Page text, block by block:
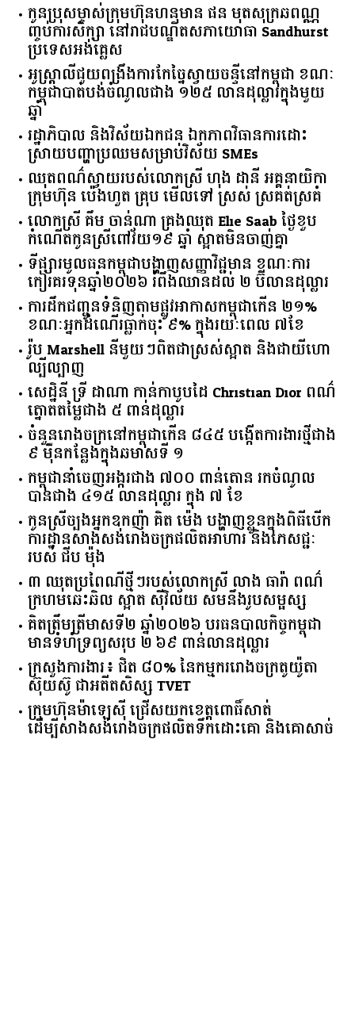
កូនប្រុសម្ចាស់ក្រុមហ៊ុនហនុមាន ផន មុតសុក្រឆពណ្ណ
ញ្ចប់ការសិក្សា នៅរាជបណ្ឌិតសភាយោធា Sandhurst
ប្រទេសអង់គ្លេស
អូស្ត្រាលី​ជួយ​ពង្រឹង​ការ​កែច្នៃ​ស្វាយចន្ទី​នៅ​កម្ពុជា​ ​ខណៈ​
កម្ពុជា​បាត់បង់​ចំណូល​ជាង​ ​១២៥​ ​លាន​ដុល្លារ​ក្នុង​មួយ​
ឆ្នាំ​
រដ្ឋាភិបាល​ ​និង​វិស័យ​ឯកជន ​ឯកភាព​វិធានការ​ដោះ
ស្រាយ​បញ្ហា​ប្រឈម​​សម្រាប់​វិស័យ​ ​SMEs​
ឈុតពណ៌ស្វាយរបស់លោកស្រី ហុង ដានី អគ្គ​នាយិកា​
ក្រុមហ៊ុន ប៉េងហួត គ្រុប មើលទៅ ស្រស់ ស្រគត់ស្រគំ
លោកស្រី គឹម ចាន់ណា គ្រងឈុត Elie Saab ថ្ងៃខួប
កំណើតកូនស្រីពៅវ័យ១៩ ឆ្នាំ ស្អាតមិនចាញ់គ្នា
ទីផ្សារ​មូលធន​កម្ពុជា​បង្ហាញ​សញ្ញា​វិជ្ជមាន​ ​ខណៈ​ការ​
កៀរគរ​ទុន​ឆ្នាំ​២០២៦​ ​រំពឹង​ឈានដល់​ ​២​ ​ប៊ីលាន​ដុល្លារ​
ការដឹកជញ្ជូនទំនិញតាមផ្លូវអាកាសកម្ពុជាកើន ២១%
ខណៈអ្នកដំណើរធ្លាក់ចុះ ៩% ក្នុងរយៈពេល ៧ខែ
រ៉ូប Marshell នីមួយៗពិតជាស្រស់ស្អាត និងជាយីហោ
ល្បីល្បាញ
សេដ្ឋិនី ទ្រី ដាណា កាន់កាបូបដៃ Christian Dior ពណ៌
ត្នោតតម្លៃជាង ៥ ពាន់ដុល្លារ
ចំនួន​រោងចក្រ​នៅ​កម្ពុជា​កើន​ ​៨៤៥​ ​បង្កើត​ការងារ​ថ្មី​ជាង​
​៩​ ​ម៉ឺន​កន្លែង​ក្នុង​ឆមាស​ទី ​១​
កម្ពុជានាំចេញអង្ករជាង ៧០០ ពាន់តោន រកចំណូល
បានជាង ៤១៥ លានដុល្លារ ក្នុង ៧ ខែ
កូនស្រីច្បងអ្នកឧកញ៉ា គិត ម៉េង បង្ហាញខ្លួនក្នុងពិធីបើក
ការដ្ឋានសាងសង់រោងចក្រផលិតអាហារ និងភេសជ្ជៈ
របស់ ជីប ម៉ុង
៣ ឈុតប្រពៃណីថ្មីៗរបស់លោកស្រី លាង ធារ៉ា ពណ៌
ក្រហមឆេះឆិល ស្អាត ​ស៊ីវិល័យ សមនឹងរូបសម្ផស្ស
គិត​ត្រឹមត្រីមាស​ទី​២​ ​ឆ្នាំ​២០២៦​ បរធន​បាលកិច្ច​កម្ពុជា​ ​
មាន​ទំហំ​ទ្រព្យ​សរុប​ ​២.៦៩​ ​ពាន់លាន​ដុល្លារ​
ក្រសួង​ការងារ​៖ ​ជិត​ ​៨០​% ​នៃ​កម្មករ​រោងចក្រ​តូយ៉ូតា ​
ស៊ុយ​ស៊ូ ​ជា​អតីត​សិស្ស​ ​TVET​
ក្រុមហ៊ុន​ម៉ាឡេស៊ី ជ្រើសយកខេត្ដពោធិ៍សាត់
ដើម្បីសាងសង់រោងចក្រផលិតទឹកដោះគោ និងគោសាច់